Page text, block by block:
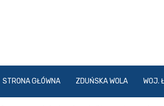
STRONA GŁÓWNA ZDUŃSKA WOLA WOJ.